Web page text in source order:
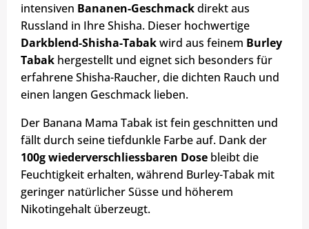
intensiven Bananen-Geschmackdirekt aus
Russland in Ihre Shisha. Dieser hochwertige
Darkblend-Shisha-Tabakwird aus feinem Burley
Tabak hergestellt und eignet sich besonders für
erfahrene Shisha-Raucher, die dichten Rauch und
einen langen Geschmack lieben.
Der Banana Mama Tabak ist fein geschnitten und
fällt durch seine tiefdunkle Farbe auf. Dank der
100g wiederverschliessbaren Dose bleibt die
Feuchtigkeit erhalten, während Burley-Tabak mit
geringer natürlicher Süsse und höherem
Nikotingehalt überzeugt.